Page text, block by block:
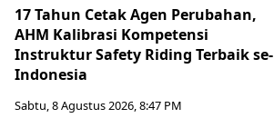
17 Tahun Cetak Agen Perubahan,
AHM Kalibrasi Kompetensi
Instruktur Safety Riding Terbaik se-
Indonesia
Sabtu, 8 Agustus 2026, 8:47 PM